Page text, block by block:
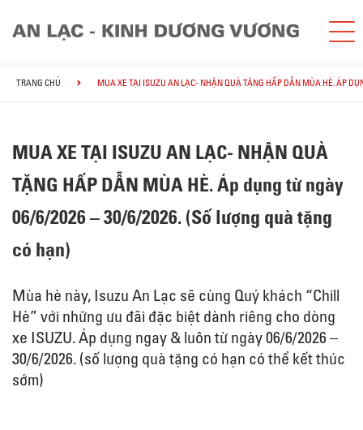
TRANG CHỦ MUA XE TẠI ISUZU AN LẠC- NHẬN QUÀ TẶNG HẤP DẪN MÙA HÈ. ÁP
MUA XE TẠI ISUZU AN LẠC- NHẬN QUÀ
TẶNG HẤP DẪN MÙA HÈ. Áp dụng từ ngày
06/6/2026 – 30/6/2026. (Số lượng quà tặng
có hạn)
Mùa hè này, Isuzu An Lạc sẽ cùng Quý khách “Chill
Hè” với những ưu đãi đặc biệt dành riêng cho dòng
xe ISUZU. Áp dụng ngay & luôn từ ngày 06/6/2026 –
30/6/2026. (số lượng quà tặng có hạn có thể kết thúc
sớm)